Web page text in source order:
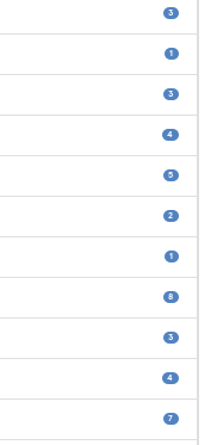
3
1
3
4
5
2
1
8
3
4
7